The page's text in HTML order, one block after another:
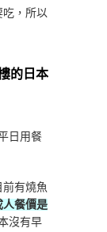
，所以
的日本
日用餐
有燒魚
人餐價是
沒有早